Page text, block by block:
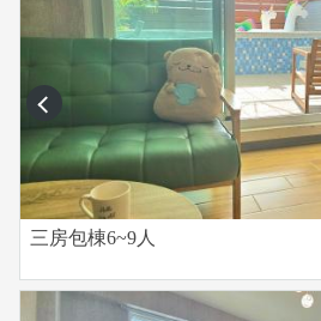
prev
三房包棟6~9人